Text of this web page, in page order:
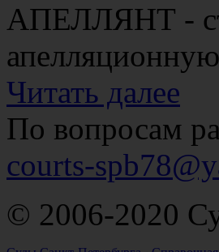
АПЕЛЛЯНТ -
Читать далее
По вопросам
courts-
© 2006-2020